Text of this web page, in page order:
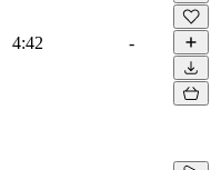
4:42 -